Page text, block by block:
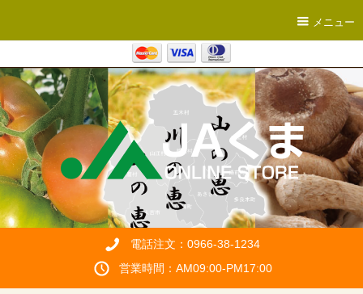
メニュー
電話注文：0966-38-1234
営業時間：AM09:00-PM17:00